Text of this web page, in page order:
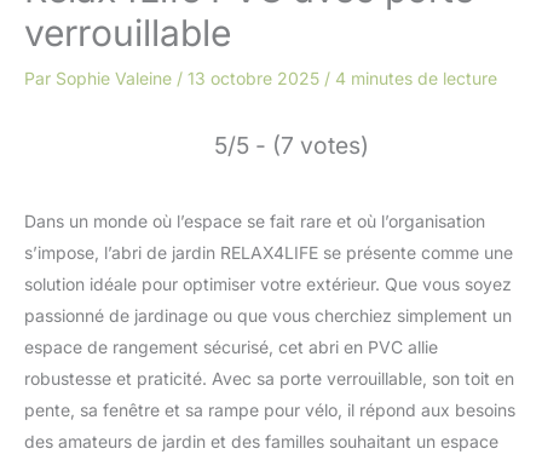
verrouillable
Par Sophie Valeine / 13 octobre 2025 / 4 minutes de lecture
5/5 - (7 votes)
Dans un monde où l’espace se fait rare et où l’organisation
s’impose, l’abri de jardin RELAX4LIFE se présente comme une
solution idéale pour optimiser votre extérieur. Que vous soyez
passionné de jardinage ou que vous cherchiez simplement un
espace de rangement sécurisé, cet abri en PVC allie
robustesse et praticité. Avec sa porte verrouillable, son toit en
pente, sa fenêtre et sa rampe pour vélo, il répond aux besoins
des amateurs de jardin et des familles souhaitant un espace